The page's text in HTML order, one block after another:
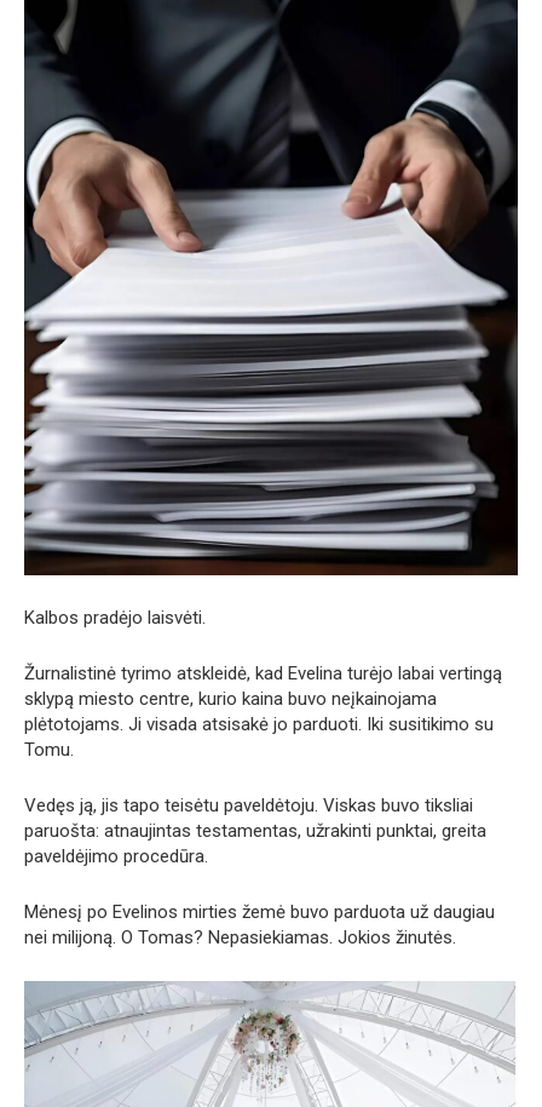
Kalbos pradėjo laisvėti.
Žurnalistinė tyrimo atskleidė, kad Evelina turėjo labai vertingą
sklypą miesto centre, kurio kaina buvo neįkainojama
plėtotojams. Ji visada atsisakė jo parduoti. Iki susitikimo su
Tomu.
Vedęs ją, jis tapo teisėtu paveldėtoju. Viskas buvo tiksliai
paruošta: atnaujintas testamentas, užrakinti punktai, greita
paveldėjimo procedūra.
Mėnesį po Evelinos mirties žemė buvo parduota už daugiau
nei milijoną. O Tomas? Nepasiekiamas. Jokios žinutės.